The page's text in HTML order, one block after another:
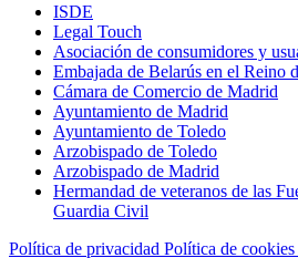
ISDE
Legal Touch
Asociación de consumidores y
Embajada de Belarús en el Reino
Cámara de Comercio de Madrid
Ayuntamiento de Madrid
Ayuntamiento de Toledo
Arzobispado de Toledo
Arzobispado de Madrid
Hermandad de veteranos de las
Guardia Civil
Política de privacidad Política de cookies